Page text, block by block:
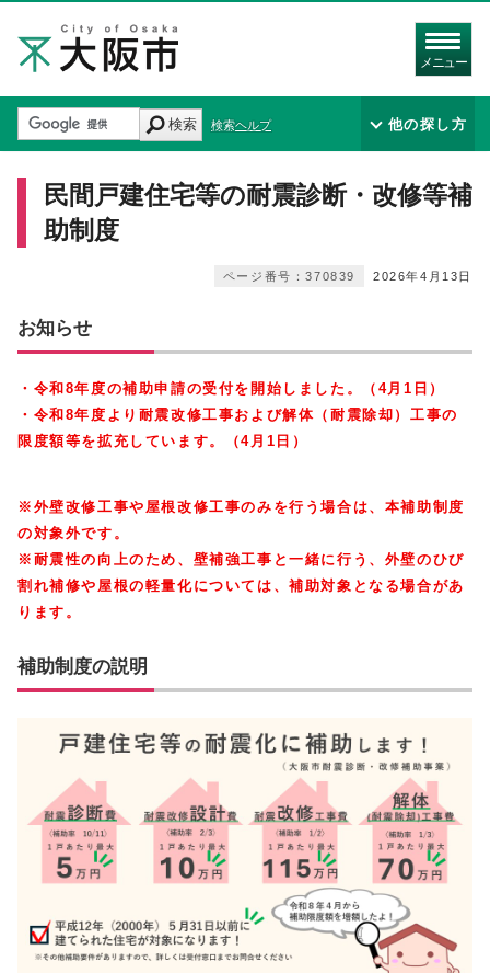
メニュー
検索 検索ヘルプ 他の探し方
民間戸建住宅等の耐震診断・改修等補
助制度
2026年4月13日
ページ番号：370839
お知らせ
・令和8年度の補助申請の受付を開始しました。（4月1日）
・令和8年度より耐震改修工事および解体（耐震除却）工事の
限度額等を拡充しています。
（4月1日）
※外壁改修工事や屋根改修工事のみを行う場合は、本補助制度
の対象外です。
※耐震性の向上のため、壁補強工事と一緒に行う、外壁のひび
割れ補修や屋根の軽量化については、補助対象となる場合があ
ります。
補助制度の説明